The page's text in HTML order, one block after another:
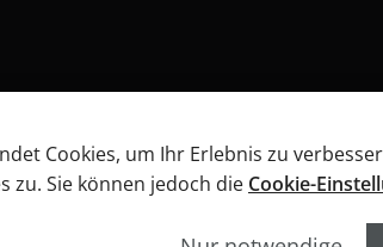
Datenschutz
Cookies, um Ihr Erlebnis zu
zu. Sie können jedoch die Cookie-